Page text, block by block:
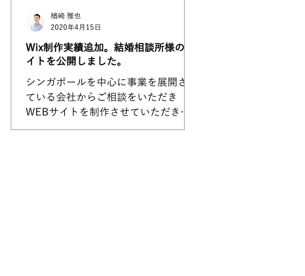
Wix制作実績追加。結婚相談所様のサ
イトを公開しました。
シンガポールを中心に事業を展開され
ている会社からご相談をいただき
WEBサイトを制作させていただきま
した。 日本に一時帰国するタイミン
楢崎 雅也
2020年4月15日